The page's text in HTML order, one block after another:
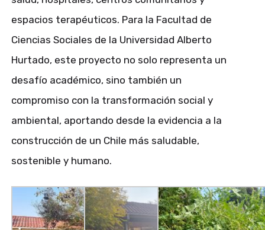
espacios terapéuticos. Para la Facultad de
Ciencias Sociales de la Universidad Alberto
Hurtado, este proyecto no solo representa un
desafío académico, sino también un
compromiso con la transformación social y
ambiental, aportando desde la evidencia a la
construcción de un Chile más saludable,
sostenible y humano.